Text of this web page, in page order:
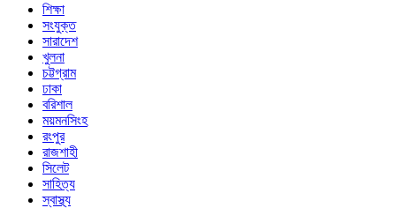
শিক্ষা
সংযুক্ত
সারাদেশ
খুলনা
চট্টগ্রাম
ঢাকা
বরিশাল
ময়মনসিংহ
রংপুর
রাজশাহী
সিলেট
সাহিত্য
স্বাস্থ্য